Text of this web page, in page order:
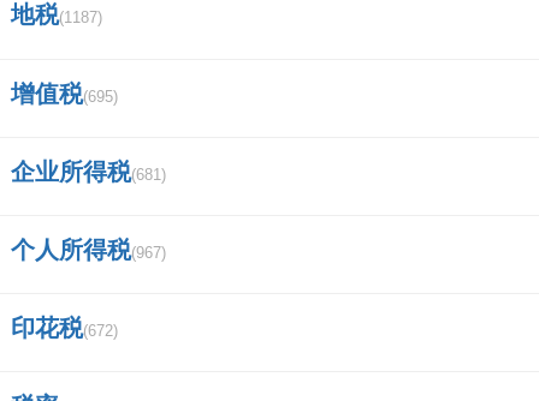
2019年新的证券法特点是什么制？
回事呀？
地税(1187)
增值税(695)
企业所得税(681)
个人所得税(967)
印花税(672)